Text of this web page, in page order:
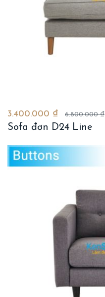
3.400.000 ₫ 6.800.000 ₫
Sofa đơn D24 Line